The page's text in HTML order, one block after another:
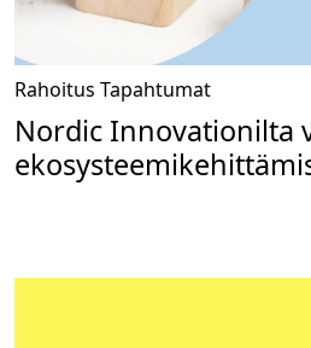
Rahoitus Tapahtumat
Nordic Innovationilta